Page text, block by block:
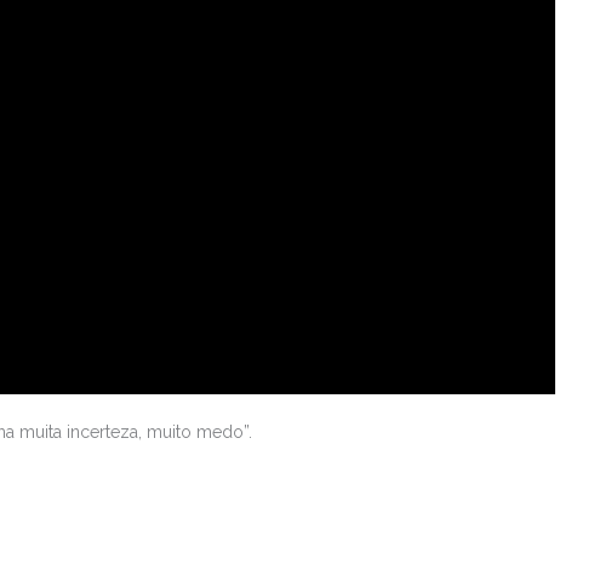
muita incerteza, muito medo”.